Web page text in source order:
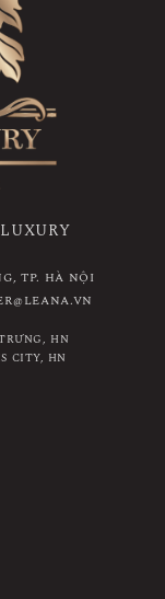
TP. HÀ NỘI
HN
CITY, HN